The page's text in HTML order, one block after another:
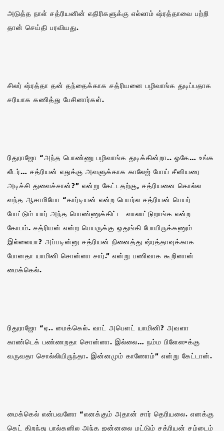
அடுத்த நாள் சத்ரியனின் எதிரிகளுக்கு எல்லாம் ஷ்ரத்தாவை பற்றி
தான் செய்தி பரவியது.
சிலர் ஷ்ரத்தா தன் தந்தைக்காக சத்ரியனை பழிவாங்க துடிப்பதாக
சரியாக கணித்து பேசினார்கள்.
ரிதுராஜோ “அந்த பொண்ணு பழிவாங்க துடிக்கின்றா.. ஓகே… உங்க
லீடர்… சத்ரியன் எதுக்கு அவளுக்காக காலேஜ் போய் சீனியரை
அடிச்சி துவைச்சான்?” என்று கேட்டதற்கு, சத்ரியனை கொல்ல
வந்த ஆசாமியோ “கார்டியன் என்ற பெயர்ல சத்ரியன் பெயர்
போட்டும் யார் அந்த பொண்ணுக்கிட்ட வாலாட்டுறாங்க என்ற
கோபம். சத்ரியன் என்ற பெயருக்கு ஒதுங்கி போயிருக்கணும்
இல்லையா? அப்படின்னு சத்ரியன் நினைத்து ஷ்ரத்தாவுக்காக
போனதா யாமினி சொன்னா சார்.” என்று பணிவாக கூறினான்
மைக்கெல்.
ரிதுராஜோ “ஏ.. மைக்கெல். வாட் அபௌட் யாமினி? அவளா
காண்டெக் பண்ணறதா சொன்னா. இல்லை… நம்ம பிளேஸுக்கு
வருவதா சொல்லியிருந்தா. இன்னமும் காணோம்” என்று கேட்டான்.
மைக்கெல் என்பவனோ “எனக்கும் அதான் சார் தெரியலை‌. எனக்கு
கெட் திறந்து பால்கனில அந்த ஜன்னலை மட்டும் சத்ரியன் சம்டைம்